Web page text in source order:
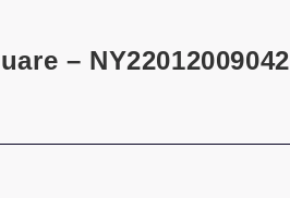
– NY22012009042